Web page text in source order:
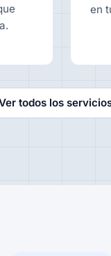
en
todos los